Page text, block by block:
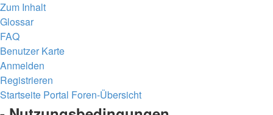
Zum Inhalt
Glossar
FAQ
Benutzer Karte
Anmelden
Registrieren
Startseite Portal Foren-Übersicht